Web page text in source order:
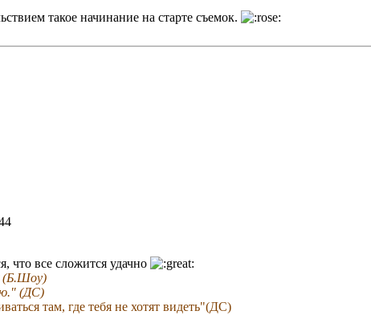
такое начинание на старте съемок.
что все сложится удачно
(Б.Шоу)
(ДС)
там, где тебя не хотят видеть"(ДС)